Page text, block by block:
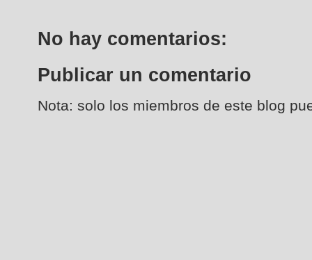
No hay comentarios:
Publicar un comentario
Nota: solo los miembros de este blog